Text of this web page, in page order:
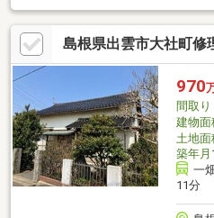
し。◆出雲市立荒木小学校 徒歩
歩14分買いたい家がある住みたい家
■■■━━━━━━━━物件見学のご希望
ださい！ TEL：0853-31-
島根県出雲市大社町修
970
間取り
建物面
土地面
築年月
一
11分